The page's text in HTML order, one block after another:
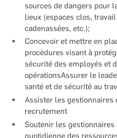
sources de dangers pour
lieux (espaces clos,
cadenassées, etc.);
Concevoir et mettre en
procédures visant à
sécurité des employés et
opérationsAssurer le
santé et de sécurité au
Assister les gestionnaires
recrutement
Soutenir les gestionnaires
quotidienne des